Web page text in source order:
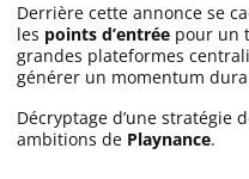
Derrière cette annonce se
les points d’entrée pour un
grandes plateformes
générer un momentum
Décryptage d’une stratégie
ambitions de Playnance.